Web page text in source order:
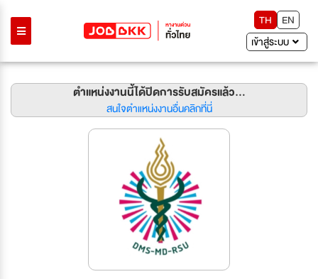
TH
EN
เข้าสู่ระบบ
ตำแหน่งงานนี้ได้ปิดการรับสมัครแล้ว...
สนใจตำแหน่งงานอื่นคลิกที่นี่